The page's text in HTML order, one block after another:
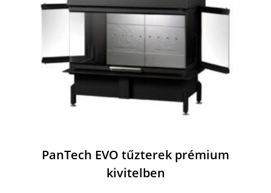
PanTech EVO tűzterek prémium
kivitelben